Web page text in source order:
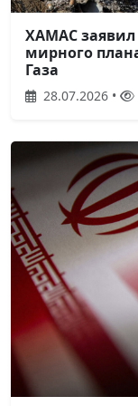
ХАМАС заявил
мирного
Газа
28.07.2026 •